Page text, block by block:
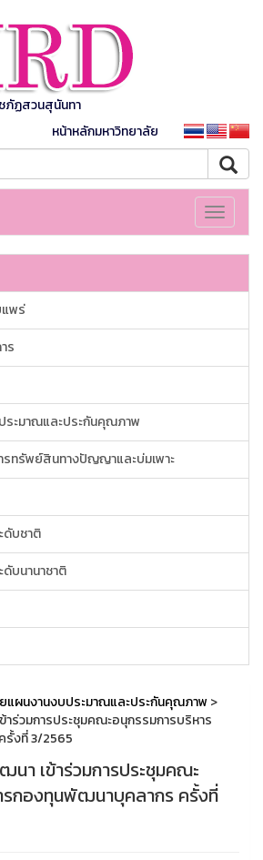
ภัฏสวนสุนันทา
หน้าหลักมหาวิทยาลัย
Toggle
แพร่
ร
ระมาณและประกันคุณภาพ
รทรัพย์สินทางปัญญาและบ่มเพาะ
ดับชาติ
ดับนานาชาติ
แผนงานงบประมาณและประกันคุณภาพ >
ร่วมการประชุมคณะอนุกรรมการบริหาร
งที่ 3/2565
า เข้าร่วมการประชุมคณะ
รกองทุนพัฒนาบุคลากร ครั้งที่